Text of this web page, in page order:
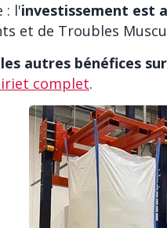
: l'investissement est
et de Troubles
autres bénéfices
complet.